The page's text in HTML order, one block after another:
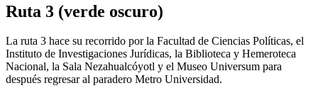
Ruta 3 (verde oscuro)
La ruta 3 hace su recorrido por la Facultad de Ciencias Políticas, el
Instituto de Investigaciones Jurídicas, la Biblioteca y Hemeroteca
Nacional, la Sala Nezahualcóyotl y el Museo Universum para
después regresar al paradero Metro Universidad.